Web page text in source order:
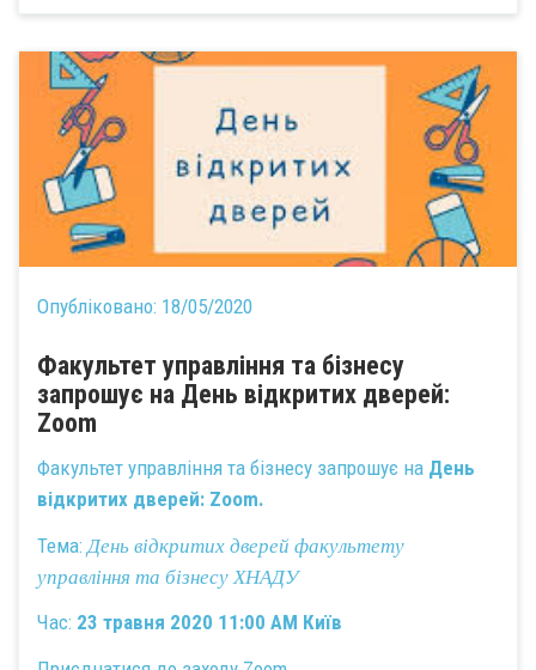
Опубліковано: 18/05/2020
Факультет управління та бізнесу
запрошує на День відкритих дверей:
Zoom
Факультет управління та бізнесу запрошує на День
відкритих дверей: Zoom.
Тема: День відкритих дверей факультету
управління та бізнесу ХНАДУ
Час: 23 травня 2020 11:00 AM Київ